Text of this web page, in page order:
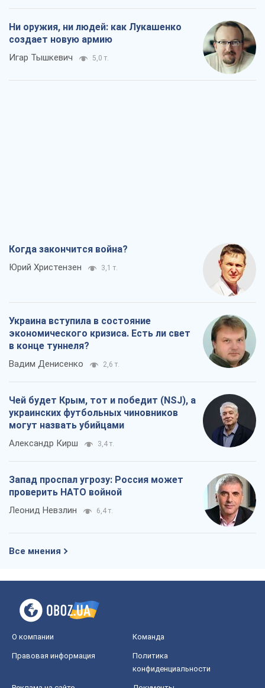
Ни оружия, ни людей: как Лукашенко
создает новую армию
Игар Тышкевич 5,0 т.
Когда закончится война?
Юрий Христензен 3,1 т.
Украина вступила в состояние
экономического кризиса. Есть ли свет
в конце туннеля?
Вадим Денисенко 2,6 т.
Чей будет Крым, тот и победит (NSJ), а
украинских футбольных чиновников
могут назвать убийцами
Александр Кирш 3,4 т.
Запад проспал угрозу: Россия может
проверить НАТО войной
Леонид Невзлин 6,4 т.
Все мнения
О компании Команда
Правовая информация
Политика
конфиденциальности